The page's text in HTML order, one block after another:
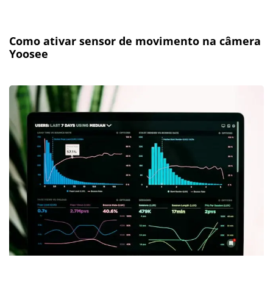
Como ativar sensor de movimento na câmera
Yoosee